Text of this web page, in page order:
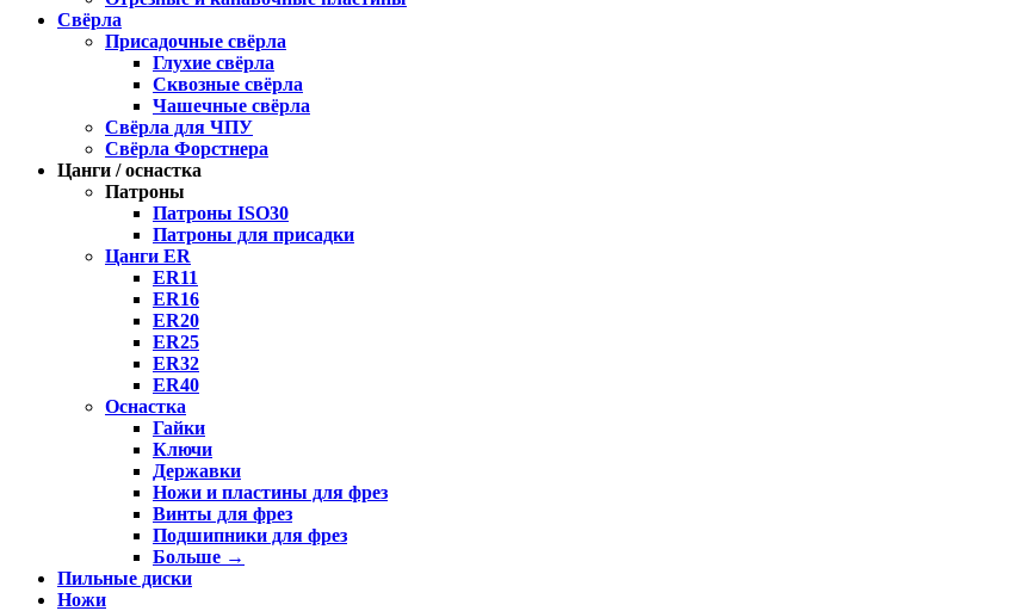
Свёрла
Присадочные свёрла
Глухие свёрла
Сквозные свёрла
Чашечные свёрла
Свёрла для ЧПУ
Свёрла Форстнера
Цанги / оснастка
Патроны
Патроны ISO30
Патроны для присадки
Цанги ER
ER11
ER16
ER20
ER25
ER32
ER40
Оснастка
Гайки
Ключи
Державки
Ножи и пластины для фрез
Винты для фрез
Подшипники для фрез
Больше →
Пильные диски
Ножи